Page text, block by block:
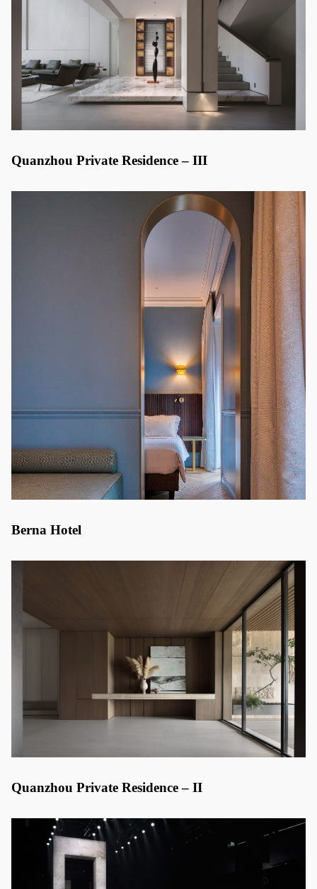
Quanzhou Private Residence – III
Berna Hotel
Quanzhou Private Residence – II